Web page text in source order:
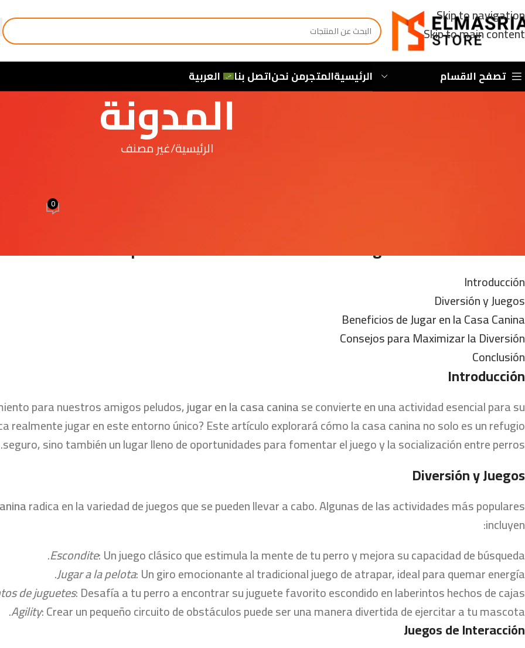
Skip to navigation
Skip to main content
تصفح الاقسام الرئيسيةالمتجرمن نحناتصل بنا العربية
المدونة
الرئيسية غير مصنف
0
Explorando el Mundo Divertido de Jugar en la Casa Canina
Introducción
Diversión y Juegos
Beneficios de Jugar en la Casa Canina
Consejos para Maximizar la Diversión
Conclusión
Introducción
para nuestros amigos peludos,jugar en la casa caninase convierte en una actividad esencial para su
realmente jugar en este entorno único? Este artículo explorará cómo la casa canina no solo es un refugio
seguro, sino también un lugar lleno de oportunidades para fomentar el juego y la socialización entre perros.
Diversión y Juegos
radica en la variedad de juegos que se pueden llevar a cabo. Algunas de las actividades más populares
incluyen:
Escondite: Un juego clásico que estimula la mente de tu perro y mejora su capacidad de búsqueda.
Jugar a la pelota: Un giro emocionante al tradicional juego de atrapar, ideal para quemar energía.
de juguetes: Desafía a tu perro a encontrar su juguete favorito escondido en laberintos hechos de cajas.
Agility: Crear un pequeño circuito de obstáculos puede ser una manera divertida de ejercitar a tu mascota.
Juegos de Interacción